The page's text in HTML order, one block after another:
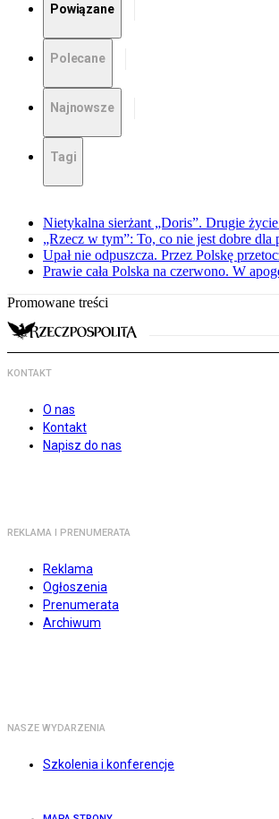
Powiązane
Polecane
Najnowsze
Tagi
Nietykalna sierżant „Doris”. Drugie
„Rzecz w tym”: To, co nie jest dobre
Upał nie odpuszcza. Przez Polskę
Prawie cała Polska na czerwono. W
Promowane treści
KONTAKT
O nas
Kontakt
Napisz do nas
REKLAMA I PRENUMERATA
Reklama
Ogłoszenia
Prenumerata
Archiwum
NASZE WYDARZENIA
Szkolenia i konferencje